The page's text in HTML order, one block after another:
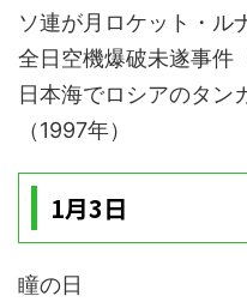
ソ連が月ロケット・ル
全日空機爆破未遂事件
日本海でロシアのタン
（1997年）
1月3日
瞳の日